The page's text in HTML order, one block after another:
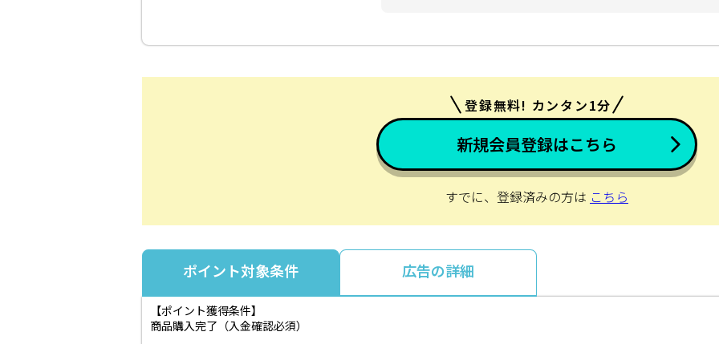
登録無料! カンタン1分
新規会員登録はこちら
すでに、登録済みの方は こちら
ポイント対象条件 広告の詳細
【ポイント獲得条件】
商品購入完了（入金確認必須）